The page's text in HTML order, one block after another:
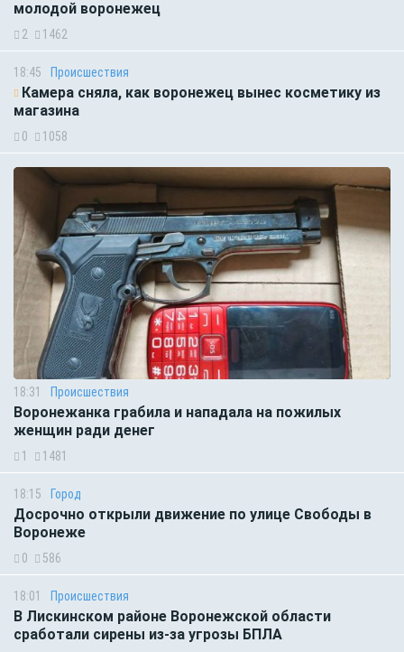
молодой воронежец
2 1462
18:45 Происшествия
Камера сняла, как воронежец вынес косметику из
магазина
0 1058
18:31 Происшествия
Воронежанка грабила и нападала на пожилых
женщин ради денег
1 1481
18:15 Город
Досрочно открыли движение по улице Свободы в
Воронеже
0 586
18:01 Происшествия
В Лискинском районе Воронежской области
сработали сирены из-за угрозы БПЛА